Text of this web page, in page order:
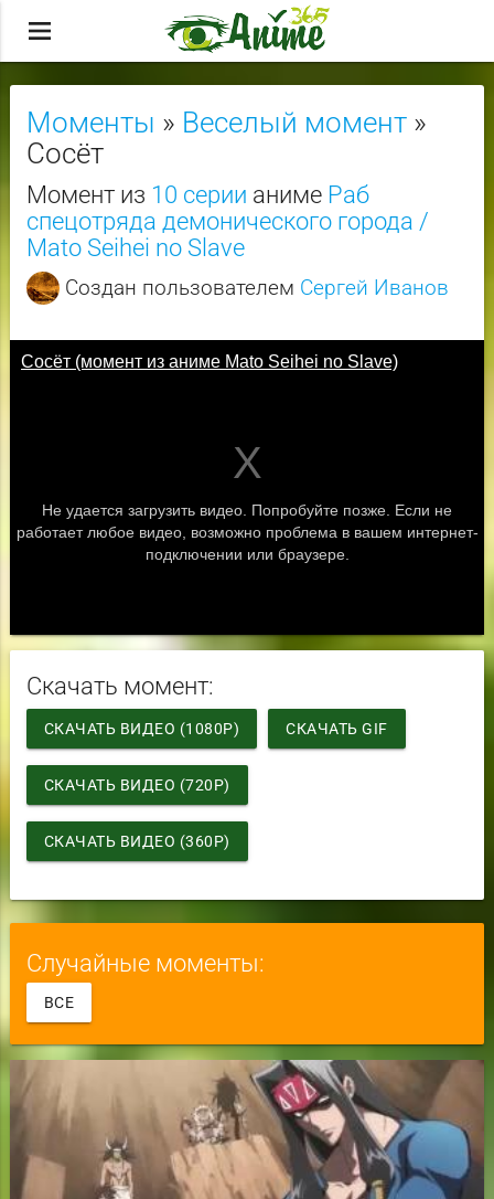
menu
Моменты » Веселый момент»
Сосёт
Момент из 10 серии аниме Раб
спецотряда демонического города /
Mato Seihei no Slave
Создан пользователем Сергей Иванов
Скачать момент:
СКАЧАТЬ ВИДЕО (1080P) СКАЧАТЬ GIF
СКАЧАТЬ ВИДЕО (720P)
СКАЧАТЬ ВИДЕО (360P)
Случайные моменты:
ВСЕ